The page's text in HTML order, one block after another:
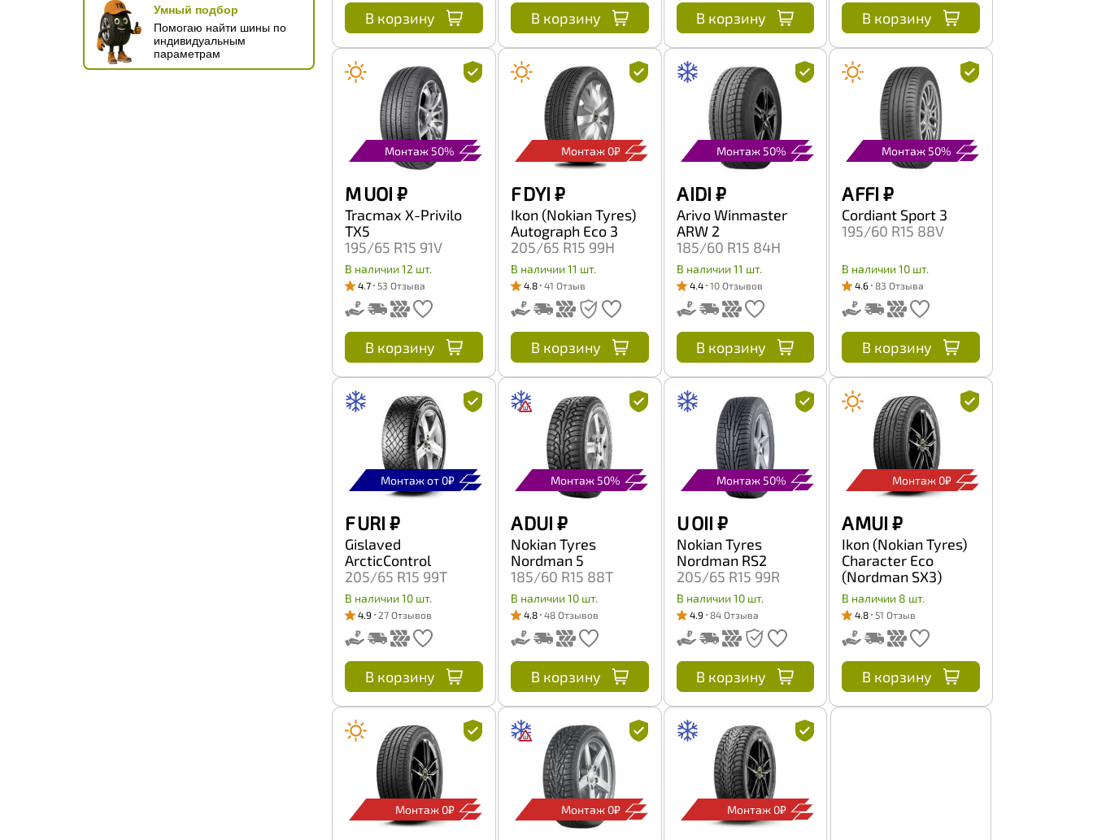
Умный подбор
Помогаю найти шины по
индивидуальным
параметрам
В корзину В корзину В корзину В корзину
Монтаж 50%
M UOI ₽
Tracmax X-Privilo
TX5
195/65 R15 91V
В наличии 12 шт.
4.7 53 Отзыва
В корзину
Монтаж 0₽
F DYI ₽
Ikon (Nokian Tyres)
Autograph Eco 3
205/65 R15 99H
В наличии 11 шт.
4.8 41 Отзыв
В корзину
Монтаж 50%
A IDI ₽
Arivo Winmaster
ARW 2
185/60 R15 84H
В наличии 11 шт.
4.4 10 Отзывов
В корзину
Монтаж 50%
A FFI ₽
Cordiant Sport 3
195/60 R15 88V
В наличии 10 шт.
4.6 83 Отзыва
В корзину
Монтаж от 0₽
F URI ₽
Gislaved
ArcticControl
205/65 R15 99T
В наличии 10 шт.
4.9 27 Отзывов
В корзину
Монтаж 50%
A DUI ₽
Nokian Tyres
Nordman 5
185/60 R15 88T
В наличии 10 шт.
4.8 48 Отзывов
В корзину
Монтаж 50%
U OII ₽
Nokian Tyres
Nordman RS2
205/65 R15 99R
В наличии 10 шт.
4.9 84 Отзыва
В корзину
Монтаж 0₽
A MUI ₽
Ikon (Nokian Tyres)
Character Eco
(Nordman SX3)
205/70 R15 96T
(уценка)
В наличии 8 шт.
4.8 51 Отзыв
В корзину
Монтаж 0₽ Монтаж 0₽ Монтаж 0₽